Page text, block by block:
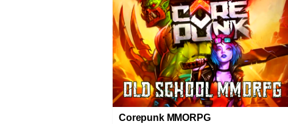
Corepunk MMORPG